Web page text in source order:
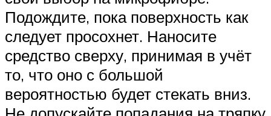
Подождите, пока поверхность как
следует просохнет. Наносите
средство сверху, принимая в учёт
то, что оно с большой
вероятностью будет стекать вниз.